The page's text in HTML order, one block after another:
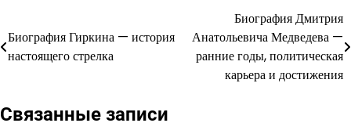
по
Биография Гиркина — история
настоящего стрелка
Биография Дмитрия
Анатольевича Медведева —
ранние годы, политическая
карьера и достижения
Связанные записи